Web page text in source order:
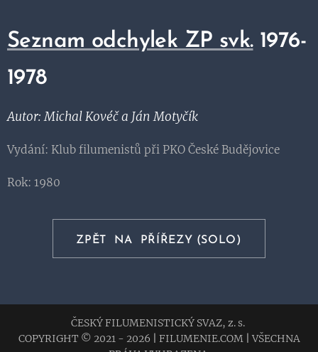
Seznam odchylek ZP svk. 1976-
1978
Autor: Michal Kovéč a Ján Motyčík
Vydání: Klub filumenistů při PKO České Budějovice
Rok: 1980
ZPĚT NA PŘÍŘEZY (SOLO)
ČESKÝ FILUMENISTICKÝ SVAZ, z. s.
COPYRIGHT © 2021 - 2026
FILUMENIE.COM
VŠECHNA